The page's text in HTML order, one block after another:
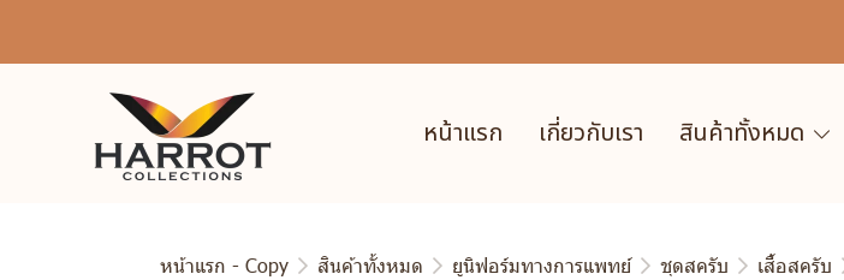
หน้าแรก เกี่ยวกับเรา สินค้าทั้งหมด
หน้าแรก - Copy สินค้าทั้งหมด ยูนิฟอร์มทางการแพทย์ ชุดสครับ เสื้อสครับ